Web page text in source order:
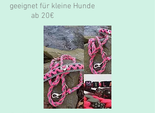
geeignet für kleine Hunde
ab 20€